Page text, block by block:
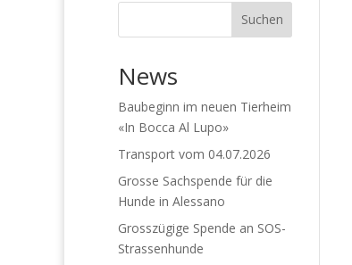
Suchen
News
Baubeginn im neuen Tierheim
«In Bocca Al Lupo»
Transport vom 04.07.2026
Grosse Sachspende für die
Hunde in Alessano
Grosszügige Spende an SOS-
Strassenhunde